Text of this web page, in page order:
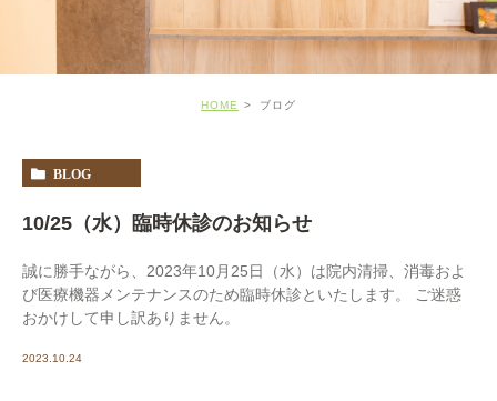
HOME ブログ
BLOG
10/25（水）臨時休診のお知らせ
誠に勝手ながら、2023年10月25日（水）は院内清掃、消毒およ
び医療機器メンテナンスのため臨時休診といたします。 ご迷惑
おかけして申し訳ありません。
2023.10.24